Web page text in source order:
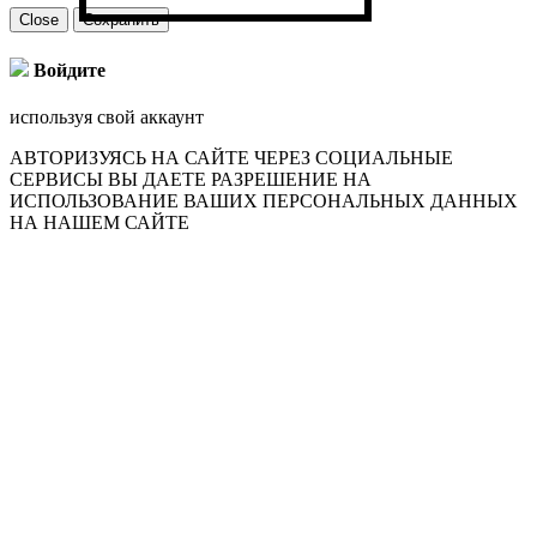
Close Сохранить
Войдите
используя свой аккаунт
АВТОРИЗУЯСЬ НА САЙТЕ ЧЕРЕЗ СОЦИАЛЬНЫЕ
СЕРВИСЫ ВЫ ДАЕТЕ РАЗРЕШЕНИЕ НА
ИСПОЛЬЗОВАНИЕ ВАШИХ ПЕРСОНАЛЬНЫХ ДАННЫХ
НА НАШЕМ САЙТЕ